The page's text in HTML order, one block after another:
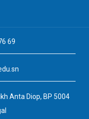
69
Anta Diop, BP 5004